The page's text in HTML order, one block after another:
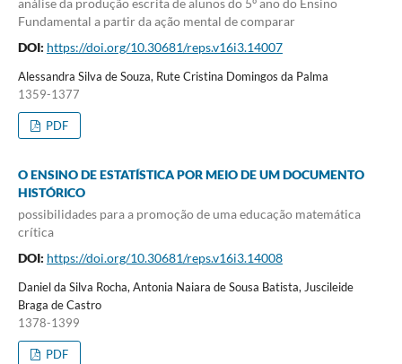
análise da produção escrita de alunos do 5º ano do Ensino
Fundamental a partir da ação mental de comparar
DOI: https://doi.org/10.30681/reps.v16i3.14007
Alessandra Silva de Souza, Rute Cristina Domingos da Palma
1359-1377
PDF
O ENSINO DE ESTATÍSTICA POR MEIO DE UM DOCUMENTO
HISTÓRICO
possibilidades para a promoção de uma educação matemática
crítica
DOI: https://doi.org/10.30681/reps.v16i3.14008
Daniel da Silva Rocha, Antonia Naiara de Sousa Batista, Juscileide
Braga de Castro
1378-1399
PDF